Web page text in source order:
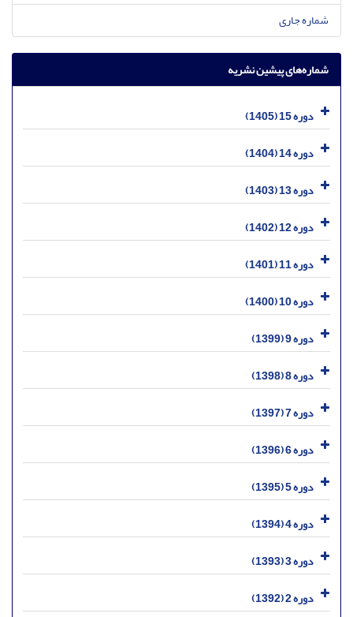
شماره جاری
شماره‌های پیشین نشریه
دوره 15 (1405)
دوره 14 (1404)
دوره 13 (1403)
دوره 12 (1402)
دوره 11 (1401)
دوره 10 (1400)
دوره 9 (1399)
دوره 8 (1398)
دوره 7 (1397)
دوره 6 (1396)
دوره 5 (1395)
دوره 4 (1394)
دوره 3 (1393)
دوره 2 (1392)